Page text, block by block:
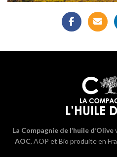
La Compagnie de l’huile d’Olive
AOC, AOP et Bio produite en